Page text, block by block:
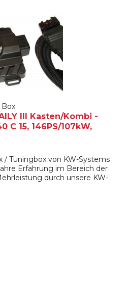
III Kasten/Kombi -
C 15, 146PS/107kW,
Tuningbox von KW-Systems
Erfahrung im Bereich der
durch unsere KW-